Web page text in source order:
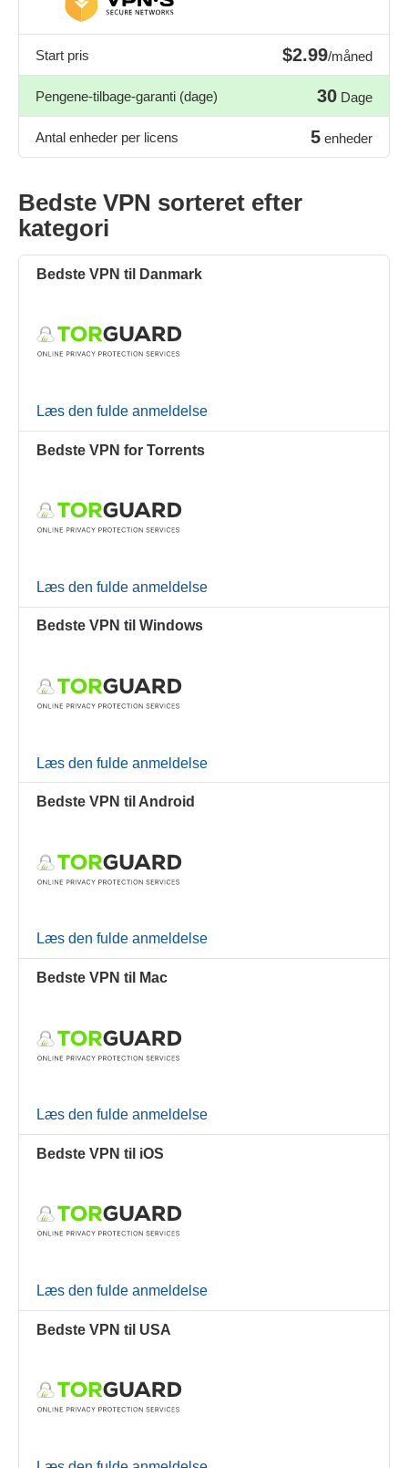
Start pris $2.99/måned
Pengene-tilbage-garanti (dage) 30 Dage
Antal enheder per licens 5 enheder
Bedste VPN sorteret efter
kategori
Bedste VPN til Danmark
Læs den fulde anmeldelse
Bedste VPN for Torrents
Læs den fulde anmeldelse
Bedste VPN til Windows
Læs den fulde anmeldelse
Bedste VPN til Android
Læs den fulde anmeldelse
Bedste VPN til Mac
Læs den fulde anmeldelse
Bedste VPN til iOS
Læs den fulde anmeldelse
Bedste VPN til USA